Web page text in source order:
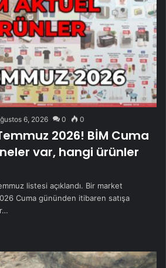
6, 2026 0 0
2026! BİM Cuma
var, hangi ürünler
listesi açıklandı. Bir market
Cuma gününden itibaren satışa